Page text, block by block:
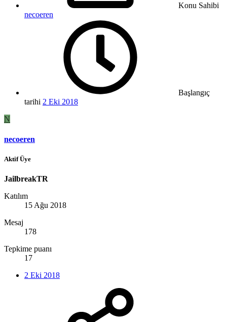
Konu Sahibi
necoeren
Başlangıç
tarihi 2 Eki 2018
N
necoeren
Aktif Üye
JailbreakTR
Katılım
15 Ağu 2018
Mesaj
178
Tepkime puanı
17
2 Eki 2018